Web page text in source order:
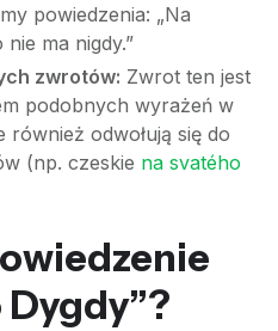
powiedzenia: „Na
ma nigdy.”
zwrotów: Zwrot ten jest
podobnych wyrażeń w
odwołują się do
(np. czeskie na svatého